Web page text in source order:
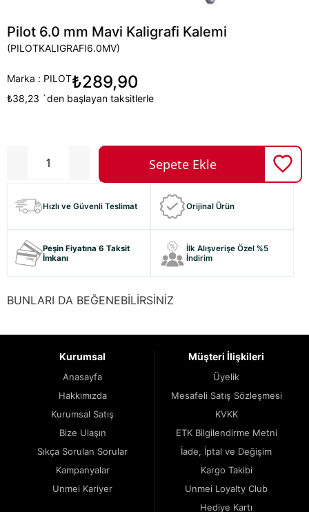
Pilot 6.0 mm Mavi Kaligrafi Kalemi
(PILOTKALIGRAFI6.0MV)
Marka : PILOT₺289,90
₺38,23 `den başlayan taksitlerle
Hızlı ve Güvenli Teslimat Orijinal Ürün
Peşin Fiyatına 6 Taksit
İmkanı
İlk Alışverişe Özel %5
İndirim
BUNLARI DA BEĞENEBİLİRSİNİZ
Kurumsal
Anasayfa
Hakkımızda
Kurumsal Satış
Bize Ulaşın
Sıkça Sorulan Sorular
Kampanyalar
Unmei Kariyer
Müşteri İlişkileri
Üyelik
Mesafeli Satış Sözleşmesi
KVKK
ETK Bilgilendirme Metni
İade, İptal ve Değişim
Kargo Takibi
Unmei Loyalty Club
Hediye Kartı